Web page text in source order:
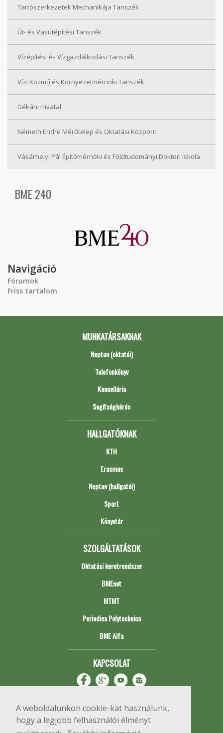
A weboldalunkon cookie-kat használunk,
hogy a legjobb felhasználói élményt
Tartószerkezetek Mechanikája Tanszék
Út- és Vasútépítési Tanszék
Vízépítési és Vízgazdálkodási Tanszék
Vízi Közmű és Környezetmérnöki Tanszék
Dékáni Hivatal
Németh Endre Mérőtelep és Oktatási Központ
Vásárhelyi Pál Építőmérnöki és Földtudományi Doktori iskola
BME 240
Navigáció
Fórumok
Friss tartalom
MUNKATÁRSAKNAK
Neptun (oktatói)
Telefonkönyv
Kancellária
Segítségkérés
HALLGATÓKNAK
KTH
Erasmus
Neptun (hallgatói)
Sport
Könyvtár
SZOLGÁLTATÁSOK
Oktatási keretrendszer
BMEnet
MTMT
Periodica Polytechnica
BME Alfa
KAPCSOLAT